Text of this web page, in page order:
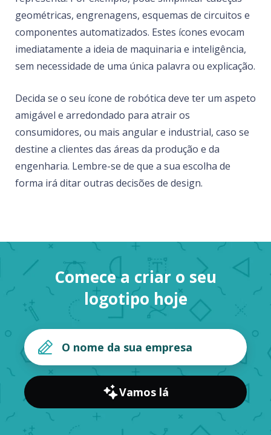
geométricas, engrenagens, esquemas de circuitos e
componentes automatizados. Estes ícones evocam
imediatamente a ideia de maquinaria e inteligência,
sem necessidade de uma única palavra ou explicação.
Decida se o seu ícone de robótica deve ter um aspeto
amigável e arredondado para atrair os
consumidores, ou mais angular e industrial, caso se
destine a clientes das áreas da produção e da
engenharia. Lembre-se de que a sua escolha de
forma irá ditar outras decisões de design.
Comece a criar o seu
logotipo hoje
Vamos lá